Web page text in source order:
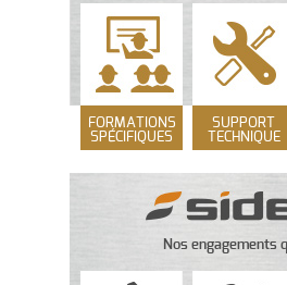
FORMATIONS
SPÉCIFIQUES
SUPPORT
TECHNIQUE
Nos engagements